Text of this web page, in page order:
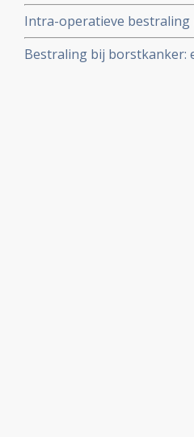
Intra-operatieve
uitwendige bestraling van
Bestraling bij borstkanker: